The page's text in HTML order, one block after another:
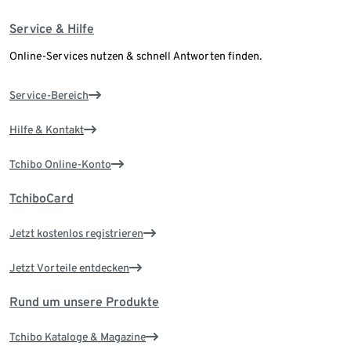
Service & Hilfe
Online-Services nutzen & schnell Antworten finden.
Service-Bereich
Hilfe & Kontakt
Tchibo Online-Konto
TchiboCard
Jetzt kostenlos registrieren
Jetzt Vorteile entdecken
Rund um unsere Produkte
Tchibo Kataloge & Magazine